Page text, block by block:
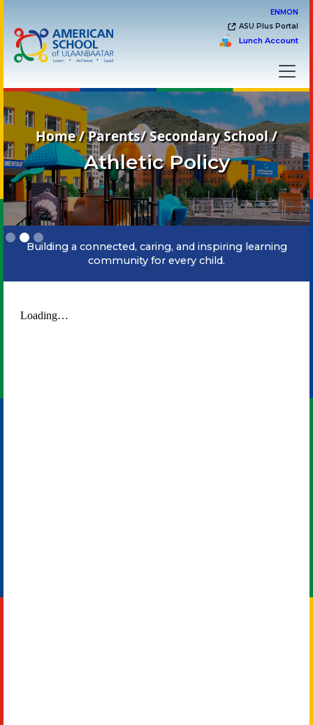
ENMON
ASU Plus Portal
Lunch Account
Home / Parents/ Secondary School /
Athletic Policy
Slide 2 of 3.
Building a connected, caring, and inspiring learning
community for every child.